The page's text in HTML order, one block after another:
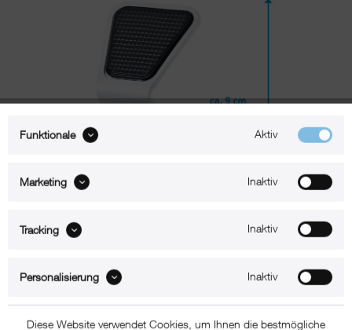
xMount@Static iPhone 7 Plus Tischständer
Funktionale Aktiv
Marketing Inaktiv
Tracking Inaktiv
Personalisierung Inaktiv
Diese Website verwendet Cookies, um Ihnen die bestmögliche